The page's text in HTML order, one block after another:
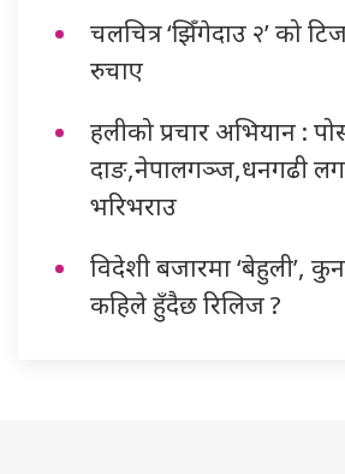
चलचित्र ‘झिँगेदाउ २’ को
रुचाए
हलीको प्रचार अभियान :
दाङ,नेपालगञ्ज,धनगढी
भरिभराउ
विदेशी बजारमा ‘बेहुली’,
कहिले हुँदैछ रिलिज ?